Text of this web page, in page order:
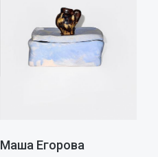
Маша Егорова